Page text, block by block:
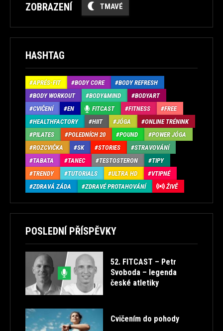
ZOBRAZENÍ TMAVÉ
HASHTAG
APRÉS-FIT BODY CORE
BODY REFRESH
BODY WORKOUT
BODY&MIND
BODYART
CVIČENÍ
EN FITCAST FITNESS
FREE
HEALTHFACTORY
HIIT JÓGA
ONLINE TRÉNINK
PILATES
POLEDNÍCH 20 POUND
POWER JÓGA
ROZCVIČKA
SK STORIES
STRAVOVÁNÍ
TABATA
TANEC TESTOSTERON
TIPY
TRENDY
TUTORIALS ULTRA HD
VTIPNÉ
ZDRAVÁ ZÁDA
ZDRAVÉ PROTAHOVÁNÍ ŽIVĚ
POSLEDNÍ PŘÍSPĚVKY
52. FITCAST – Petr
Svoboda – legenda
české atletiky
Cvičením do pohody